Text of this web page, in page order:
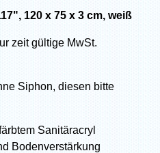
120 x 75 x 3 cm, weiß
zeit gültige MwSt.
Siphon, diesen bitte
Sanitäracryl
Bodenverstärkung